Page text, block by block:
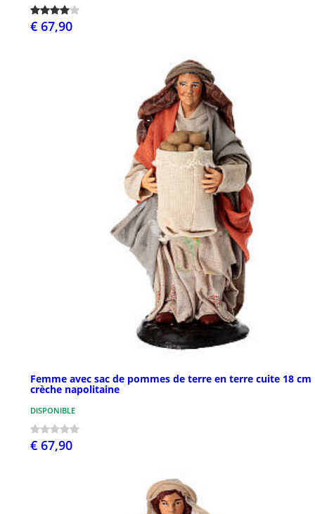
€ 67,90
Femme avec sac de pommes de terre en terre cuite 18 cm
crèche napolitaine
DISPONIBLE
€ 67,90